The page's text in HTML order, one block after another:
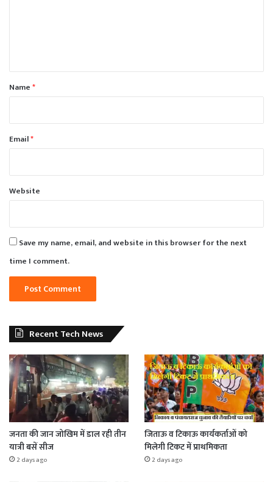
*Name*
Email*
Website
Save my name, email, and website in this browser for the next
time I comment.
Recent Tech News
जनता की जान जोखिम में डाल रही तीन
यात्री बसें सीज
2 days ago
जिताऊ व टिकाऊ कार्यकर्ताओं को
मिलेगी टिकट में प्राथमिकता
2 days ago